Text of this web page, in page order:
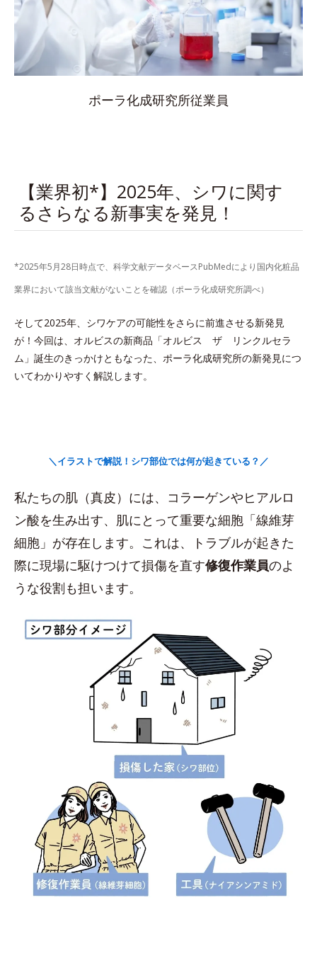
ポーラ化成研究所従業員
【業界初*】2025年、シワに関す
るさらなる新事実を発見！
*2025年5月28日時点で、科学文献データベースPubMedにより国内化粧品
業界において該当文献がないことを確認（ポーラ化成研究所調べ）
そして2025年、シワケアの可能性をさらに前進させる新発見
が！今回は、オルビスの新商品「オルビス ザ リンクルセラ
ム」誕生のきっかけともなった、ポーラ化成研究所の新発見につ
いてわかりやすく解説します。
＼イラストで解説！シワ部位では何が起きている？／
私たちの肌（真皮）には、コラーゲンやヒアルロ
ン酸を生み出す、肌にとって重要な細胞「線維芽
細胞」が存在します。これは、トラブルが起きた
際に現場に駆けつけて損傷を直す修復作業員のよ
うな役割も担います。